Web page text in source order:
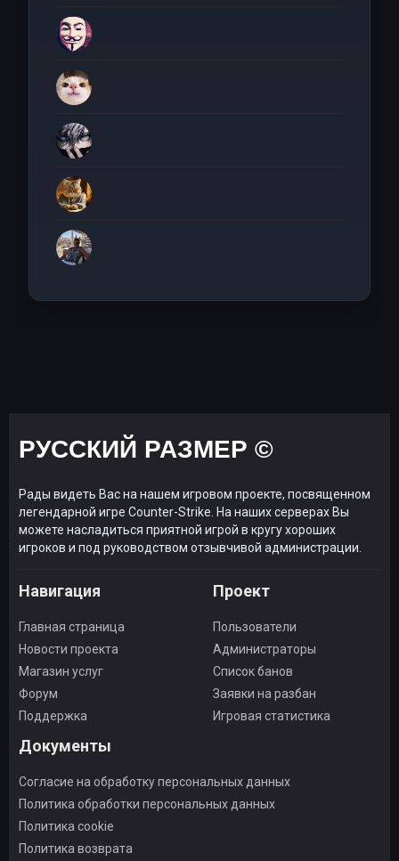
РУССКИЙ РАЗМЕР ©
Рады видеть Вас на нашем игровом проекте, посвященном
легендарной игре Counter-Strike. На наших серверах Вы
можете насладиться приятной игрой в кругу хороших
игроков и под руководством отзывчивой администрации.
Навигация
Главная страница
Новости проекта
Магазин услуг
Форум
Поддержка
Проект
Пользователи
Администраторы
Список банов
Заявки на разбан
Игровая статистика
Документы
Согласие на обработку персональных данных
Политика обработки персональных данных
Политика cookie
Политика возврата